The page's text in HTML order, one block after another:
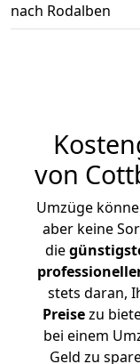
nach Rodalben
von
Umzüge
aber keine
die
stets daran,
Preisezu
bei einem
Geld zu